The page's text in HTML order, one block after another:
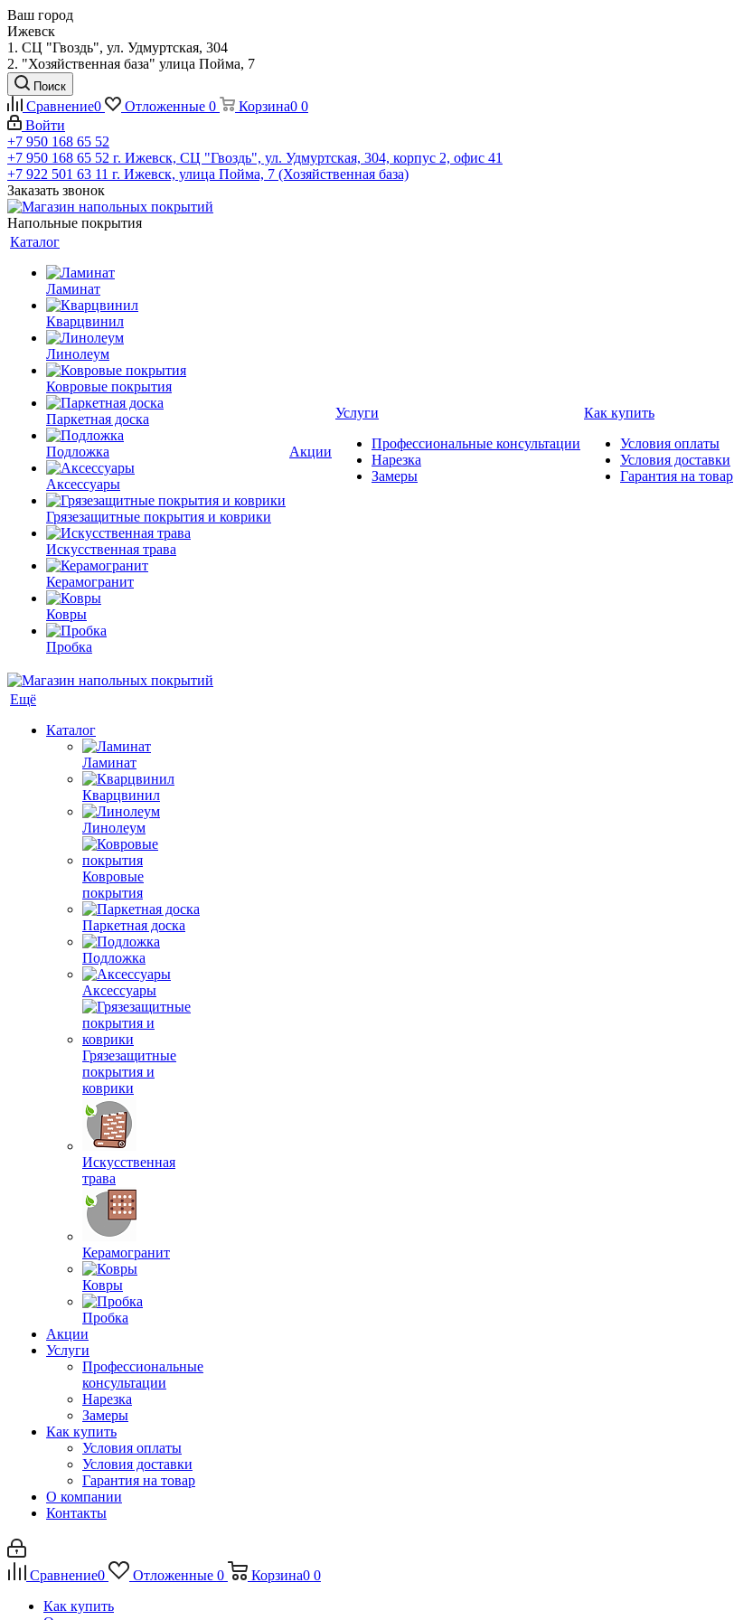
Ваш город
Ижевск
1. СЦ "Гвоздь", ул. Удмуртская, 304
2. "Хозяйственная база" улица Пойма, 7
Поиск
Сравнение0 Отложенные 0 Корзина0 0
Войти
+7 950 168 65 52
+7 950 168 65 52 г. Ижевск, СЦ "Гвоздь", ул. Удмуртская, 304, корпус 2, офис 41
+7 922 501 63 11 г. Ижевск, улица Пойма, 7 (Хозяйственная база)
Заказать звонок
Напольные покрытия
Каталог
Ламинат
Кварцвинил
Линолеум
Ковровые покрытия
Паркетная доска
Подложка
Аксессуары
Грязезащитные покрытия и коврики
Искусственная трава
Керамогранит
Ковры
Пробка
Акции
Услуги
Профессиональные консультации
Нарезка
Замеры
Как купить
Условия оплаты
Условия доставки
Гарантия на товар
Ещё
Каталог
Ламинат
Кварцвинил
Линолеум
Ковровые
покрытия
Паркетная доска
Подложка
Аксессуары
Грязезащитные
покрытия и
коврики
Искусственная
трава
Керамогранит
Ковры
Пробка
Акции
Услуги
Профессиональные
консультации
Нарезка
Замеры
Как купить
Условия оплаты
Условия доставки
Гарантия на товар
О компании
Контакты
Сравнение0 Отложенные 0 Корзина0 0
Как купить